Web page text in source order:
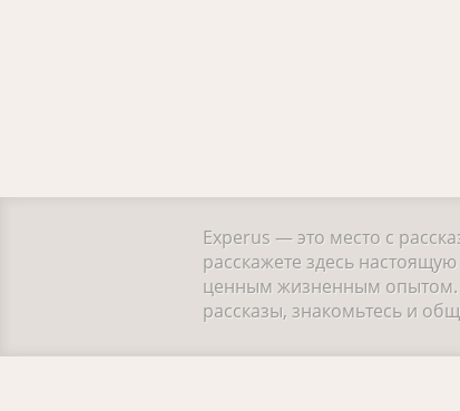
Experus — это место с
расскажете здесь
ценным жизненным опытом.
рассказы, знакомьтесь и